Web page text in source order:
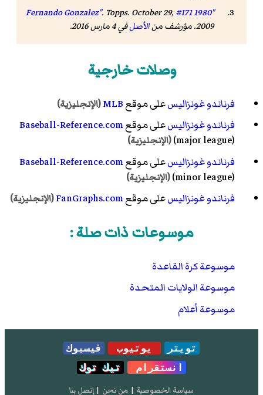
"1980 #171 Fernando Gonzalez"
. Topps. October 29,
2009. مؤرشف من
الأصلفي 4 مارس 2016.
وصلات خارجية
فرناندو غونزاليسعلى موقعMLB(الإنجليزية)
فرناندو غونزاليسعلى موقعBaseball-Reference.com
(major league)(الإنجليزية)
فرناندو غونزاليسعلى موقعBaseball-Reference.com
(minor league)(الإنجليزية)
فرناندو غونزاليسعلى موقعFanGraphs.com(الإنجليزية)
موسوعات ذات صلة :
موسوعة كرة القاعدة
موسوعة الولايات المتحدة
موسوعة أعلام
تويتر يوتيوب
فيسبوك
انستقرام
تيك توك
سياسة الخصوصية | من نحن | إتصل بنا